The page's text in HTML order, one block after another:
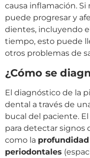
causa inflamación.
puede progresar y
dientes, incluyendo
tiempo, esto puede
otros problemas de
¿Cómo se
El diagnóstico de la
dental a través de
bucal del paciente.
para detectar signos
como la
periodontales